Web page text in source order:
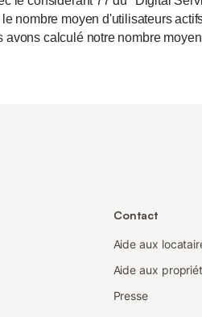
nombre moyen d'utilisateurs
calculé notre nombre
Contact
Aide aux
Aide aux
Presse